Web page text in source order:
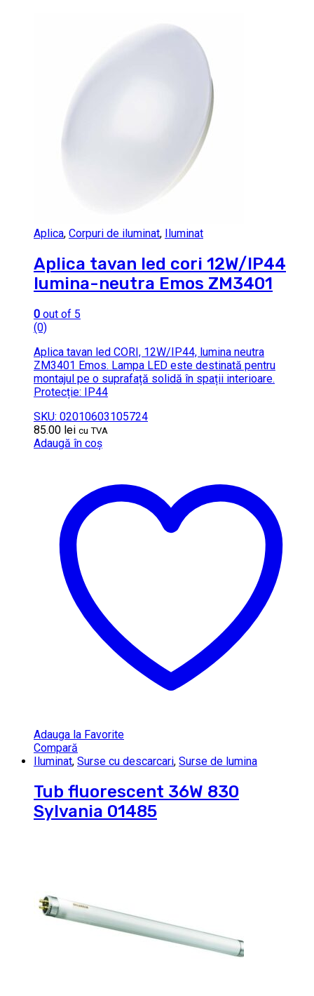
Aplica, Corpuri de iluminat, Iluminat
Aplica tavan led cori 12W/IP44
lumina-neutra Emos ZM3401
0 out of 5
(0)
Aplica tavan led CORI, 12W/IP44, lumina neutra
ZM3401 Emos. Lampa LED este destinată pentru
montajul pe o suprafață solidă în spații interioare.
Protecție: IP44
SKU: 02010603105724
85.00 lei cu TVA
Adaugă în coș
Adauga la Favorite
Compară
Iluminat, Surse cu descarcari, Surse de lumina
Tub fluorescent 36W 830
Sylvania 01485